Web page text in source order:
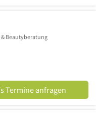
Beautyberatung
Termine anfragen